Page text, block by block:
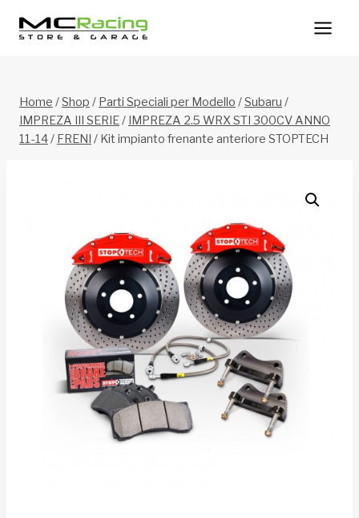
Home /Shop / Parti Speciali per Modello /Subaru /
IMPREZA III SERIE/ IMPREZA 2.5 WRX STI 300CV ANNO
11-14/ FRENI / Kit impianto frenante anteriore STOPTECH